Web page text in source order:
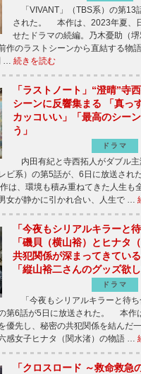
「VIVANT」（TBS系）の第13
された。 本作は、2023年夏、
せたドラマの続編。乃木憂助（
作のラストシーンから直結する物
… 続きを読む
「ラストノート」“澄晴”寺
シーンに反響集まる 「真っ
カッコいい」「最高のシー
う」
ドラマ
内田有紀と寺西拓人がダブル主
ビ系）の第5話が、6日に放送され
、環境も積み重ねてきた人生も
女が静かに引かれ合い、人生で …
「今夜もシリアルキラーと
「磯貝（横山裕）とヒナタ
共犯関係が深まってきている
「縦山裕二さんのグッズ欲し
ドラマ
「今夜もシリアルキラーと待
第6話が5日に放送された。 本作
優先し、秘密の共犯関係を結んだ
感女子ヒナタ（関水渚）の物語 …
「クロスロード ～救命救急